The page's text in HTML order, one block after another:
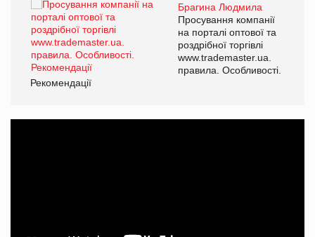
Брагина Людмила
Просування компанії
на порталі оптової та
роздрібної торгівлі
www.trademaster.ua.
правила. Особливості.
Рекомендації